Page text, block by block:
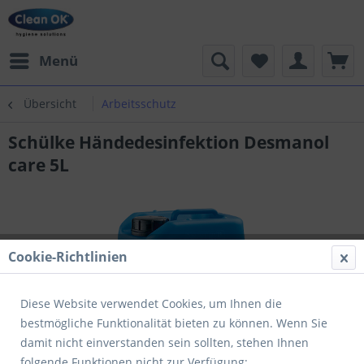
Menü
Übersicht Arbeitsschutz
Schülke Händedesinfektion Desmanol
care 5L
Cookie-Richtlinien
Diese Website verwendet Cookies, um Ihnen die
bestmögliche Funktionalität bieten zu können. Wenn Sie
damit nicht einverstanden sein sollten, stehen Ihnen